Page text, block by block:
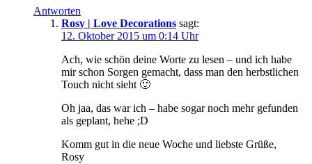
Antworten
Rosy | Love Decorations sagt:
12. Oktober 2015 um 0:14 Uhr
Ach, wie schön deine Worte zu lesen – und ich habe
mir schon Sorgen gemacht, dass man den herbstlichen
Touch nicht sieht 🙂
Oh jaa, das war ich – habe sogar noch mehr gefunden
als geplant, hehe ;D
Komm gut in die neue Woche und liebste Grüße,
Rosy